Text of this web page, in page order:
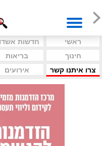
ראשי חדשות
חינוך
בריאות
צרו איתנו קשר
אירועים